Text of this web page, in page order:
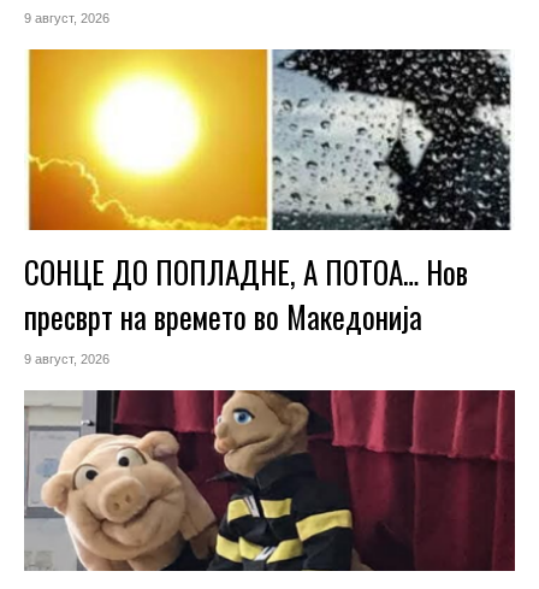
9 август, 2026
СОНЦЕ ДО ПОПЛАДНЕ, А ПОТОА… Нов
пресврт на времето во Македонија
9 август, 2026